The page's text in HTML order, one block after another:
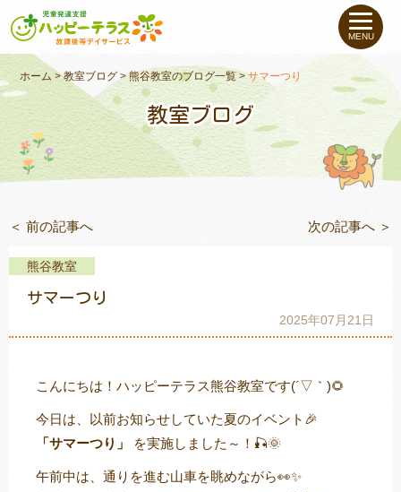
私たちについて
未就学のお子さま（０〜６才）
小学生〜高校生のお子さま
支援事例
教室一覧
トレキング DIDIM
MENU
ホーム >教室ブログ>熊谷教室のブログ一覧>サマーつり
教室ブログ
＜ 前の記事へ 次の記事へ ＞
熊谷教室
サマーつり
2025年07月21日
こんにちは！ハッピーテラス熊谷教室です(´▽｀ )🌻
今日は、以前お知らせしていた夏のイベント🎉
「サマーつり」
を実施しました～！🎣🌞
午前中は、通りを進む山車を眺めながら👀✨